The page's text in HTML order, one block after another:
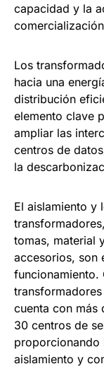
capacidad y la
Los
hacia una
distribución
elemento clave
ampliar las
centros de
la
El aislamiento y
tomas, material
accesorios, son
funcionamiento.
cuenta con más
30 centros de
proporcionando
aislamiento y